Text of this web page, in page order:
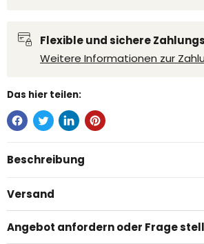
Flexible und sichere
Weitere Informationen zur
Das hier teilen:
Beschreibung
Versand
Angebot anfordern oder Frage